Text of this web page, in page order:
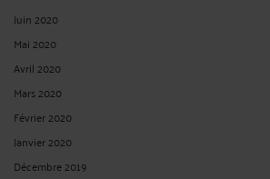
Juin 2020
Mai 2020
Avril 2020
Mars 2020
Février 2020
Janvier 2020
Décembre 2019